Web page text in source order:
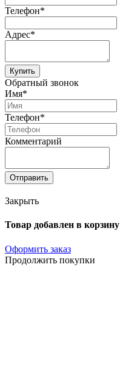
Телефон*
Адрес*
Купить
Обратный звонок
Имя*
Телефон*
Комментарий
Отправить
Закрыть
Товар добавлен в корзину
Оформить заказ
Продолжить покупки